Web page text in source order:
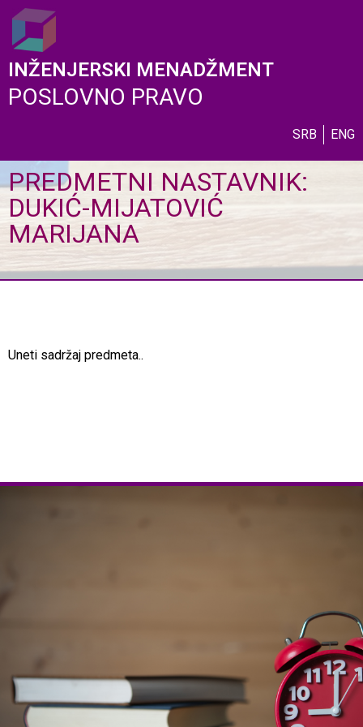
INŽENJERSKI MENADŽMENT
POSLOVNO PRAVO
SRB ENG
PREDMETNI NASTAVNIK:
DUKIĆ-MIJATOVIĆ
MARIJANA
Uneti sadržaj predmeta..